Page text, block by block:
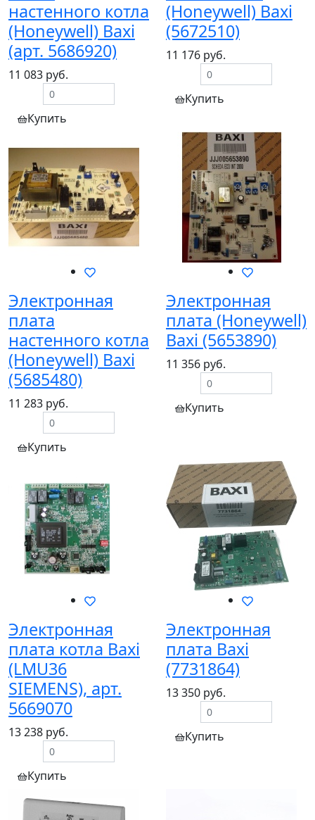
настенного котла
(Honeywell) Baxi
(арт. 5686920)
11 083 руб.
Купить
(Honeywell) Baxi
(5672510)
11 176 руб.
Купить
Электронная
плата
настенного котла
(Honeywell) Baxi
(5685480)
11 283 руб.
Купить
Электронная
плата (Honeywell)
Baxi (5653890)
11 356 руб.
Купить
Электронная
плата котла Baxi
(LMU36
SIEMENS), арт.
5669070
13 238 руб.
Купить
Электронная
плата Baxi
(7731864)
13 350 руб.
Купить